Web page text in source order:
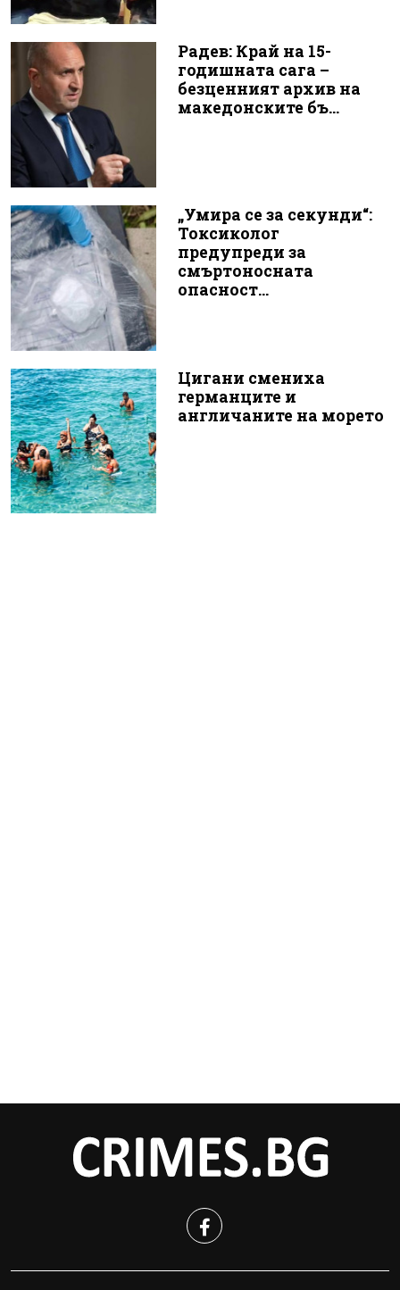
Радев: Край на 15-
годишната сага –
безценният архив на
македонските бъ...
„Умира се за секунди“:
Токсиколог
предупреди за
смъртоносната
опасност...
Цигани смениха
германците и
англичаните на морето